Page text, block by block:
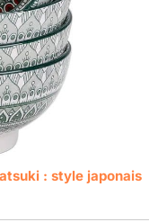
: style japonais